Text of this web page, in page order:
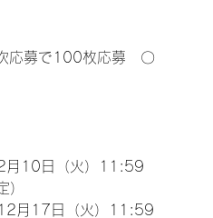
応募で100枚応募　〇
月10日（火）11:59
月17日（火）11:59